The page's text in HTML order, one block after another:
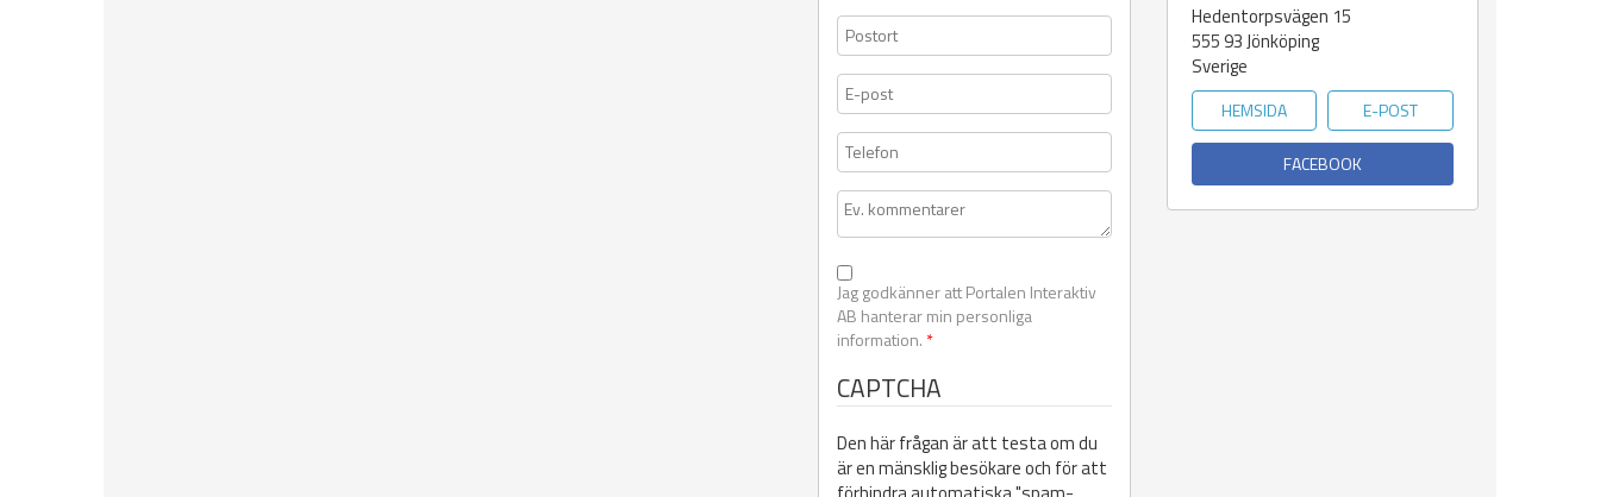
Jag godkänner att Portalen Interaktiv
AB hanterar min personliga
information. *
CAPTCHA
Den här frågan är att testa om du
är en mänsklig besökare och för att
Hedentorpsvägen 15
555 93Jönköping
Sverige
HEMSIDA E-POST
FACEBOOK